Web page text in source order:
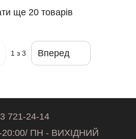
ще 20 товарів
1 з 3 Вперед
721-24-14
20:00/ ПН - ВИХІДНИЙ